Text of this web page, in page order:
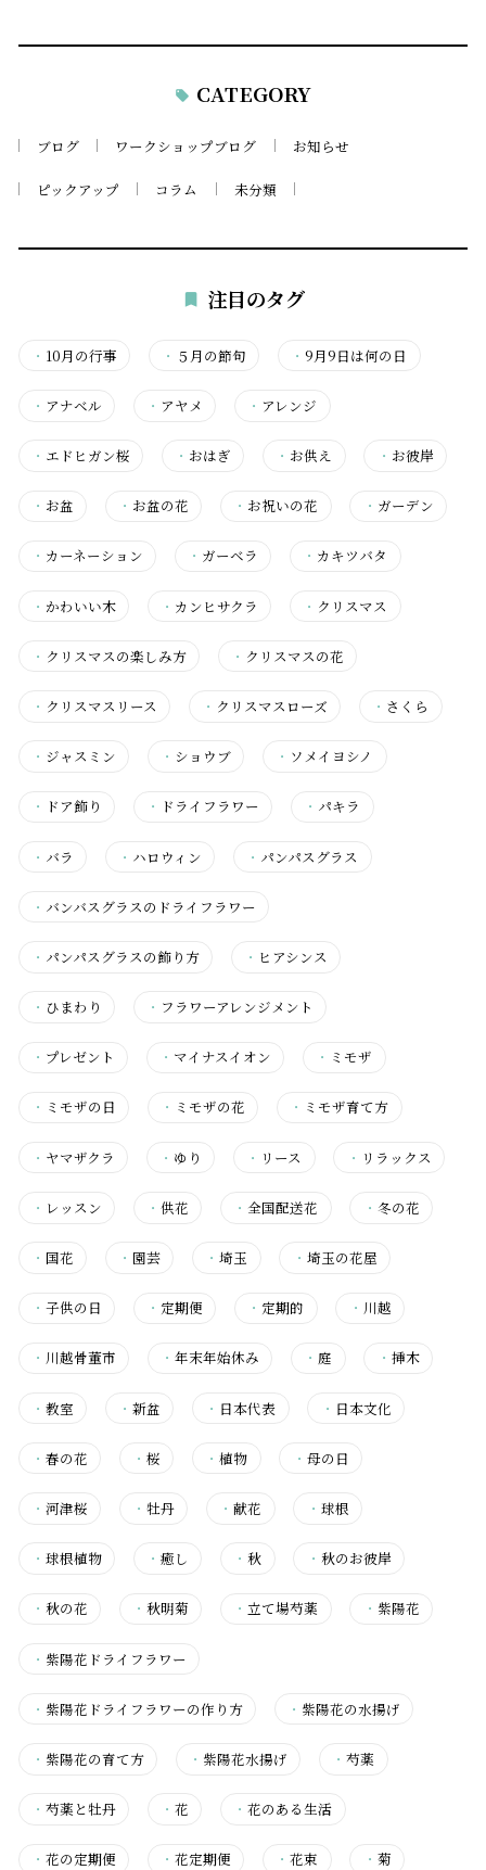
CATEGORY
ブログ ワークショップブログ お知らせ
ピックアップ コラム 未分類
注目のタグ
・ 10月の行事 ・ ５月の節句 ・9月9日は何の日
・ アナベル ・ アヤメ ・ アレンジ
・ エドヒガン桜 ・ おはぎ ・ お供え ・ お彼岸
・ お盆 ・ お盆の花 ・ お祝いの花 ・ ガーデン
・ カーネーション ・ ガーベラ ・ カキツバタ
・ かわいい木 ・ カンヒサクラ ・ クリスマス
・ クリスマスの楽しみ方 ・ クリスマスの花
・ クリスマスリース ・ クリスマスローズ ・ さくら
・ ジャスミン ・ ショウブ ・ ソメイヨシノ
・ ドア飾り ・ ドライフラワー ・ パキラ
・ バラ ・ ハロウィン ・ パンパスグラス
・ バンバスグラスのドライフラワー
・ パンパスグラスの飾り方 ・ ヒアシンス
・ ひまわり ・ フラワーアレンジメント
・ プレゼント ・ マイナスイオン ・ ミモザ
・ ミモザの日 ・ ミモザの花 ・ ミモザ育て方
・ ヤマザクラ ・ ゆり ・ リース ・ リラックス
・ レッスン ・供花 ・全国配送花 ・ 冬の花
・ 国花 ・ 園芸 ・埼玉 ・ 埼玉の花屋
・ 子供の日 ・定期便 ・定期的 ・ 川越
・ 川越骨董市 ・年末年始休み ・ 庭 ・ 挿木
・ 教室 ・新盆 ・ 日本代表 ・ 日本文化
・ 春の花 ・桜 ・植物 ・ 母の日
・ 河津桜 ・牡丹 ・献花 ・ 球根
・ 球根植物 ・癒し ・秋 ・ 秋のお彼岸
・ 秋の花 ・秋明菊 ・ 立て場芍薬 ・ 紫陽花
・ 紫陽花ドライフラワー
・ 紫陽花ドライフラワーの作り方 ・ 紫陽花の水揚げ
・ 紫陽花の育て方 ・ 紫陽花水揚げ ・芍薬
・ 芍薬と牡丹 ・花 ・花のある生活
・ 花の定期便 ・花定期便 ・花束 ・ 菊